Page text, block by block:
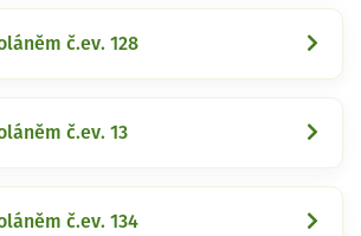
č.ev. 128
č.ev. 13
č.ev. 134